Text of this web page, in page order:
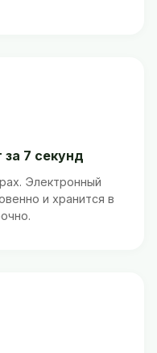
7 секунд
Электронный
и хранится в